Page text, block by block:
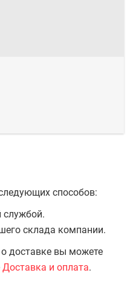
способов:
службой.
склада компании.
доставке вы можете
Доставка и оплата.